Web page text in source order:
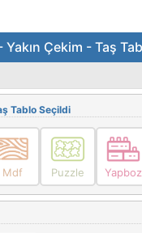
Çekim - Taş
Tablo Seçildi
Mdf Puzzle Yapboz